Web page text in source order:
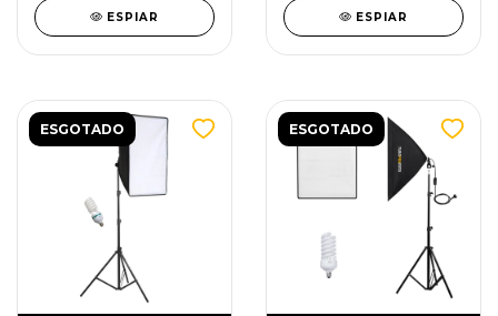
ESPIAR ESPIAR
ESGOTADO ESGOTADO